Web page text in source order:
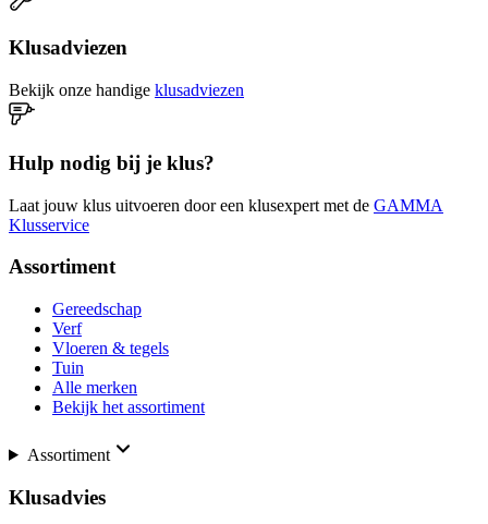
Klusadviezen
Bekijk onze handige klusadviezen
Hulp nodig bij je klus?
Laat jouw klus uitvoeren door een klusexpert met de GAMMA
Klusservice
Assortiment
Gereedschap
Verf
Vloeren & tegels
Tuin
Alle merken
Bekijk het assortiment
Assortiment
Klusadvies